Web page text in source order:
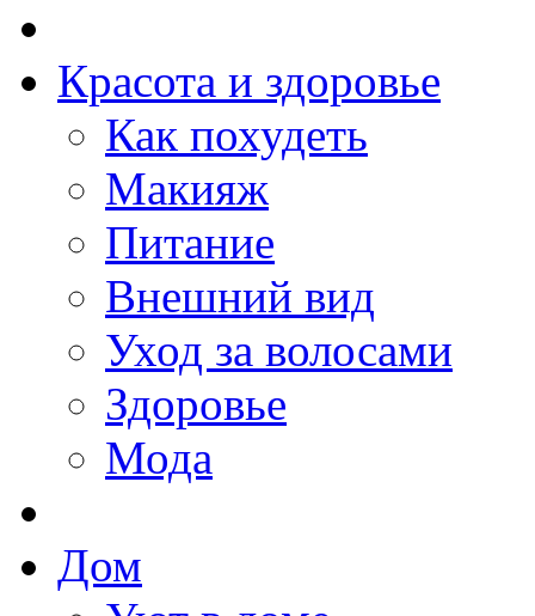
Красота и здоровье
Как похудеть
Макияж
Питание
Внешний вид
Уход за волосами
Здоровье
Мода
Дом